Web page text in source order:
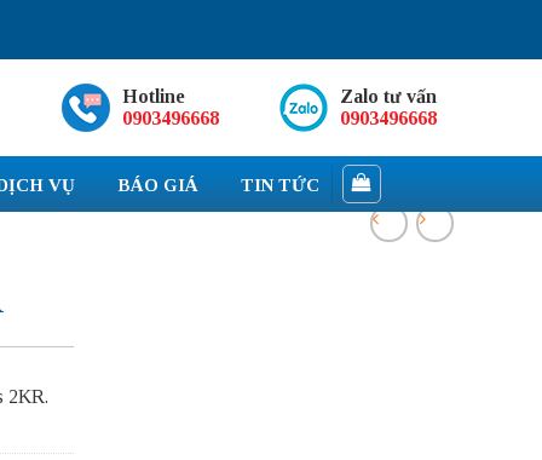
Hotline
0903496668
Zalo tư vấn
0903496668
VỤ BÁO GIÁ TIN TỨC
2KR.